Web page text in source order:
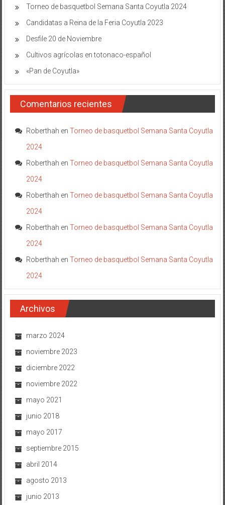
Torneo de basquetbol Semana Santa Coyutla 2024
Candidatas a Reina de la Feria Coyutla 2023
Desfile 20 de Noviembre
Cultivos agrícolas en totonaco-español
«Pan de Coyutla»
Comentarios recientes
Roberthah en Torneo de basquetbol Semana Santa Coyutla
2024
Roberthah en Torneo de basquetbol Semana Santa Coyutla
2024
Roberthah en Torneo de basquetbol Semana Santa Coyutla
2024
Roberthah en Torneo de basquetbol Semana Santa Coyutla
2024
Roberthah en Torneo de basquetbol Semana Santa Coyutla
2024
Archivos
marzo 2024
noviembre 2023
diciembre 2022
noviembre 2022
mayo 2021
junio 2018
mayo 2017
septiembre 2015
abril 2014
agosto 2013
junio 2013